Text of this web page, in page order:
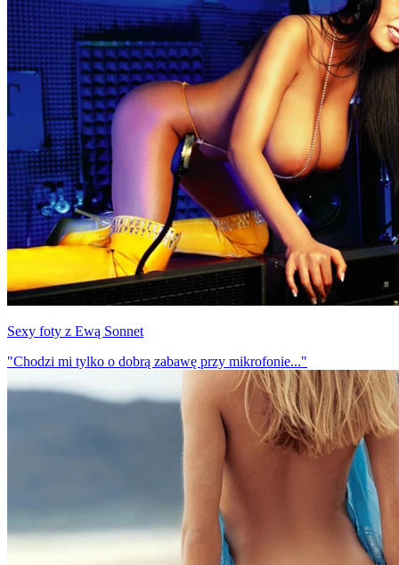
Sexy foty z Ewą Sonnet
"Chodzi mi tylko o dobrą zabawę przy mikrofonie..."